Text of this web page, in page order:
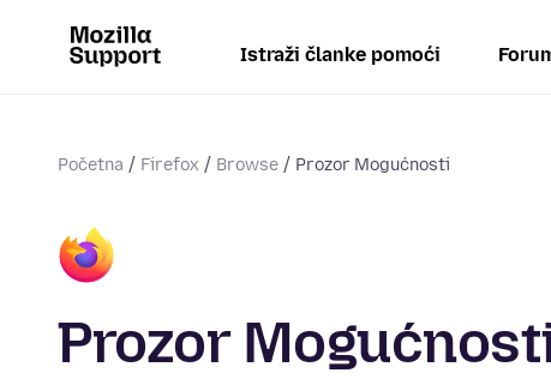
Istraži članke pomoći
Početna Firefox Browse Prozor Mogućnosti
Prozor